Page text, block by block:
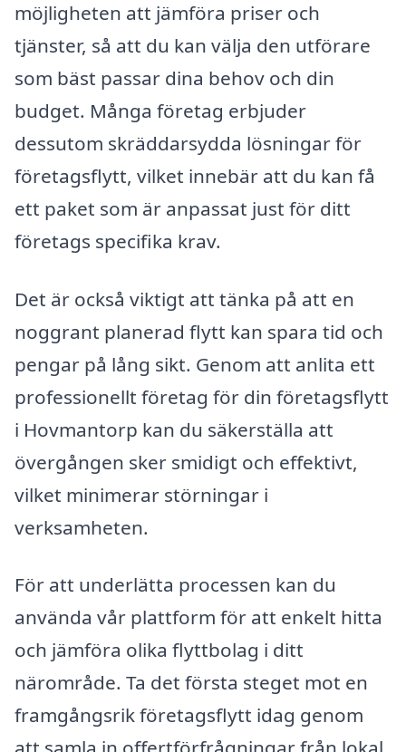
möjligheten att jämföra priser och
tjänster, så att du kan välja den utförare
som bäst passar dina behov och din
budget. Många företag erbjuder
dessutom skräddarsydda lösningar för
företagsflytt, vilket innebär att du kan få
ett paket som är anpassat just för ditt
företags specifika krav.
Det är också viktigt att tänka på att en
noggrant planerad flytt kan spara tid och
pengar på lång sikt. Genom att anlita ett
professionellt företag för din företagsflytt
i Hovmantorp kan du säkerställa att
övergången sker smidigt och effektivt,
vilket minimerar störningar i
verksamheten.
För att underlätta processen kan du
använda vår plattform för att enkelt hitta
och jämföra olika flyttbolag i ditt
närområde. Ta det första steget mot en
framgångsrik företagsflytt idag genom